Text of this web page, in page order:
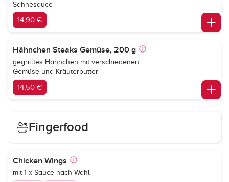
Sahnesauce
14,90 €
Hähnchen Steaks Gemüse, 200 g
gegrilltes Hähnchen mit verschiedenen
Gemüse und Kräuterbutter
14,50 €
Fingerfood
Chicken Wings
mit 1 x Sauce nach Wahl